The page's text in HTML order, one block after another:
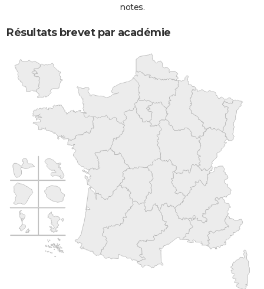
notes.
Résultats brevet par académie